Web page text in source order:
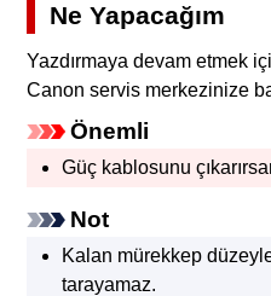
Ne Yapacağım
Yazdırmaya devam etmek
Canon servis merkezinize
Önemli
Güç kablosunu
Not
Kalan mürekkep
tarayamaz.